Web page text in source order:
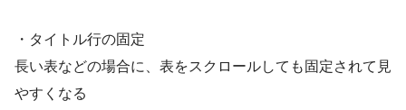
・タイトル行の固定
長い表などの場合に、表をスクロールしても固定されて見
やすくなる